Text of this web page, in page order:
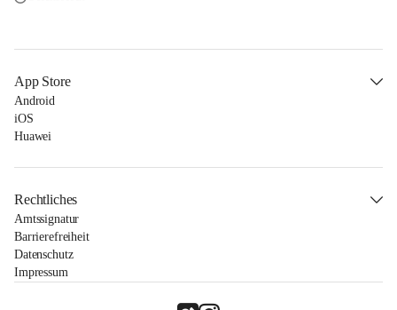
App Store
Android
iOS
Huawei
Rechtliches
Amtssignatur
Barrierefreiheit
Datenschutz
Impressum